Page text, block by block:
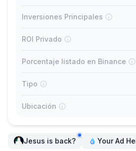
Inversiones Principales
ROI Privado
Porcentaje listado en Binance
Tipo
Ubicación
Jesus is back? Your Ad